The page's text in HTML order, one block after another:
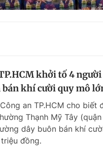
khởi tố 4
bán khí cười quy mô
Công an TP.HCM cho biết
Thạnh Mỹ Tây
dây buôn bán khí
đồng.